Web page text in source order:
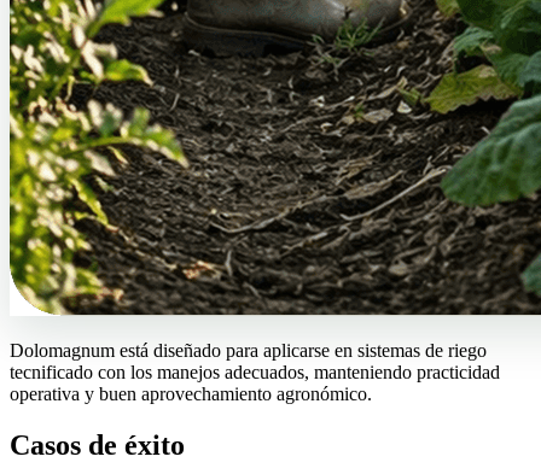
Dolomagnum está diseñado para aplicarse en sistemas de riego
tecnificado con los manejos adecuados, manteniendo practicidad
operativa y buen aprovechamiento agronómico.
Casos de éxito